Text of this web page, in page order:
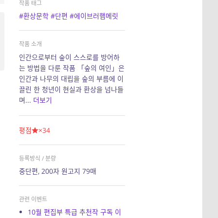
작품 태그
#환상문학 #단편 #에이브러햄메릿
작품 소개
인간으로부터 숲이 스스로를 방어하
는 방법을 다룬 작품 「숲의 여인」은
인간과 나무의 대립을 숲의 부름에 이
끌린 한 청년이 현실과 환상을 넘나들
며... 더보기
평점 ×34
등록방식 / 분량
중단편, 200자 원고지 79매
관련 이벤트
10월 편집부 특급 추천작 구독 이